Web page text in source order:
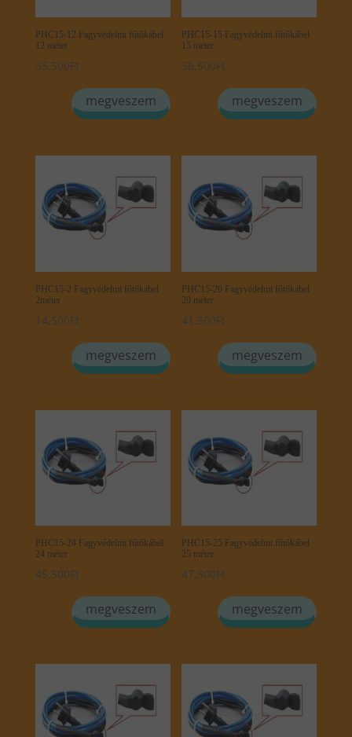
PHC15-12 Fagyvédelmi fűtőkábel
12 méter
35,500Ft
megveszem
PHC15-15 Fagyvédelmi fűtőkábel
15 méter
38,500Ft
megveszem
PHC15-2 Fagyvédelmi fűtőkábel
2méter
14,500Ft
megveszem
PHC15-20 Fagyvédelmi fűtőkábel
20 méter
41,500Ft
megveszem
PHC15-24 Fagyvédelmi fűtőkábel
24 méter
45,500Ft
megveszem
PHC15-25 Fagyvédelmi fűtőkábel
25 méter
47,500Ft
megveszem